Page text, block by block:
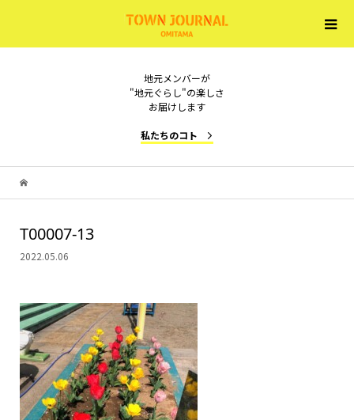
地元メンバーが
"地元ぐらし"の楽しさ
お届けします
私たちのコト
T00007-13
2022.05.06